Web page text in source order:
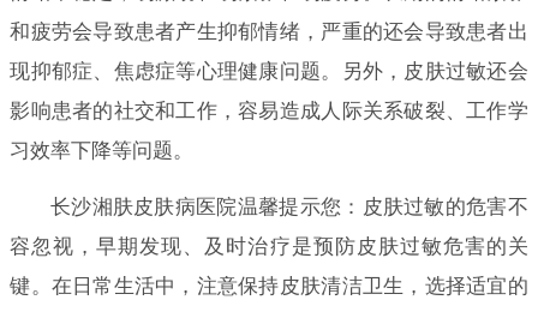
和疲劳会导致患者产生抑郁情绪，严重的还会导致患者出
现抑郁症、焦虑症等心理健康问题。另外，皮肤过敏还会
影响患者的社交和工作，容易造成人际关系破裂、工作学
习效率下降等问题。
长沙湘肤皮肤病医院温馨提示您：皮肤过敏的危害不
容忽视，早期发现、及时治疗是预防皮肤过敏危害的关
键。在日常生活中，注意保持皮肤清洁卫生，选择适宜的